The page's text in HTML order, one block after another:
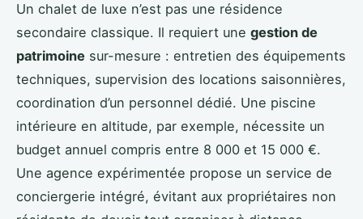
Un chalet de luxe n’est pas une résidence
secondaire classique. Il requiert une gestion de
patrimoine sur-mesure : entretien des équipements
techniques, supervision des locations saisonnières,
coordination d’un personnel dédié. Une piscine
intérieure en altitude, par exemple, nécessite un
budget annuel compris entre 8 000 et 15 000 €.
Une agence expérimentée propose un service de
conciergerie intégré, évitant aux propriétaires non